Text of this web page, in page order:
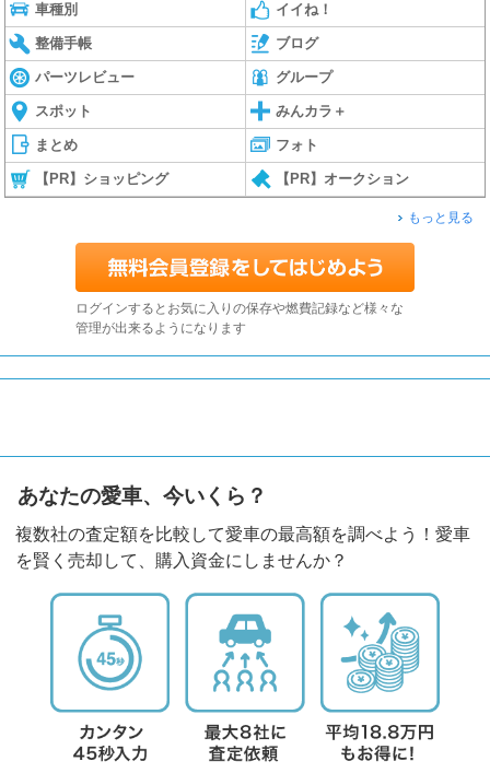
車種別 イイね！
整備手帳 ブログ
パーツレビュー グループ
スポット みんカラ＋
まとめ フォト
【PR】ショッピング 【PR】オークション
もっと見る
ログインするとお気に入りの保存や燃費記録など様々な
管理が出来るようになります
あなたの愛車、今いくら？
複数社の査定額を比較して愛車の最高額を調べよう！愛車
を賢く売却して、購入資金にしませんか？